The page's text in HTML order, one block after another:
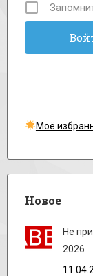
Моё
Новое
Не
2026